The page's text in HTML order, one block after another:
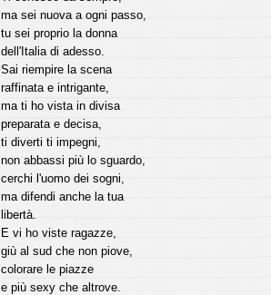
ma sei nuova a ogni passo,
tu sei proprio la donna
dell'Italia di adesso.
Sai riempire la scena
raffinata e intrigante,
ma ti ho vista in divisa
preparata e decisa,
ti diverti ti impegni,
non abbassi più lo sguardo,
cerchi l'uomo dei sogni,
ma difendi anche la tua
libertà.
E vi ho viste ragazze,
giù al sud che non piove,
colorare le piazze
e più sexy che altrove.